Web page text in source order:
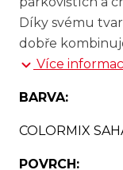
Díky svému
dobře
Více
BARVA:
COLORMIX
POVRCH: